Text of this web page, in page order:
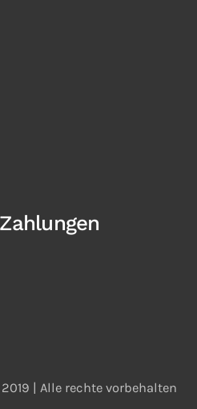
| Alle rechte vorbehalten